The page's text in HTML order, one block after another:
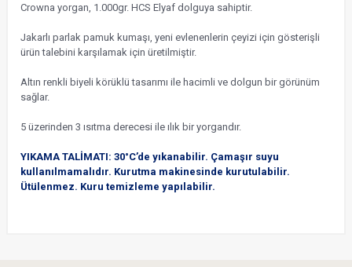
Crowna yorgan, 1.000gr. HCS Elyaf dolguya sahiptir.
Jakarlı parlak pamuk kumaşı, yeni evlenenlerin çeyizi için gösterişli
ürün talebini karşılamak için üretilmiştir.
Altın renkli biyeli körüklü tasarımı ile hacimli ve dolgun bir görünüm
sağlar.
5 üzerinden 3 ısıtma derecesi ile ılık bir yorgandır.
YIKAMA TALİMATI: 30°C’de yıkanabilir. Çamaşır suyu
kullanılmamalıdır. Kurutma makinesinde kurutulabilir.
Ütülenmez. Kuru temizleme yapılabilir.